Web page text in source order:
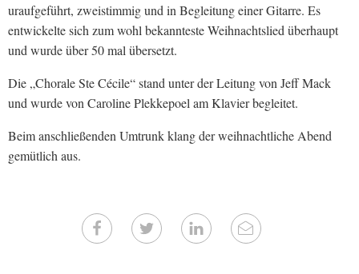
uraufgeführt, zweistimmig und in Begleitung einer Gitarre. Es
entwickelte sich zum wohl bekannteste Weihnachtslied überhaupt
und wurde über 50 mal übersetzt.
Die „Chorale Ste Cécile“ stand unter der Leitung von Jeff Mack
und wurde von Caroline Plekkepoel am Klavier begleitet.
Beim anschließenden Umtrunk klang der weihnachtliche Abend
gemütlich aus.